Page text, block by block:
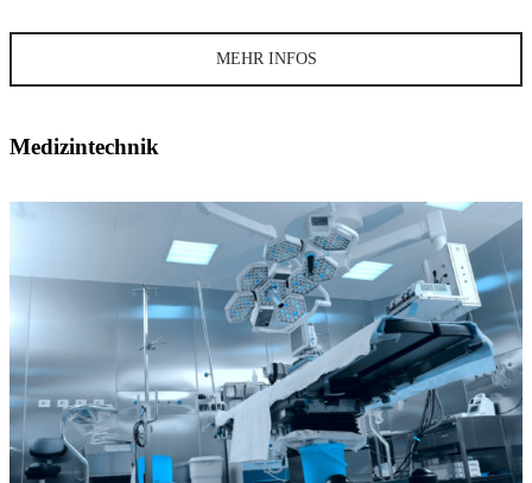
MEHR INFOS
Medizintechnik